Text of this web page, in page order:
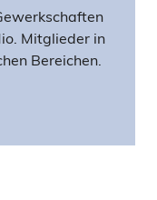
Mitglieder in
Bereichen.